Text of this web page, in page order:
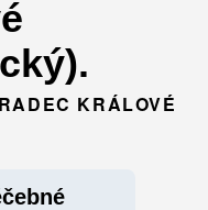
KRÁLOVÉ